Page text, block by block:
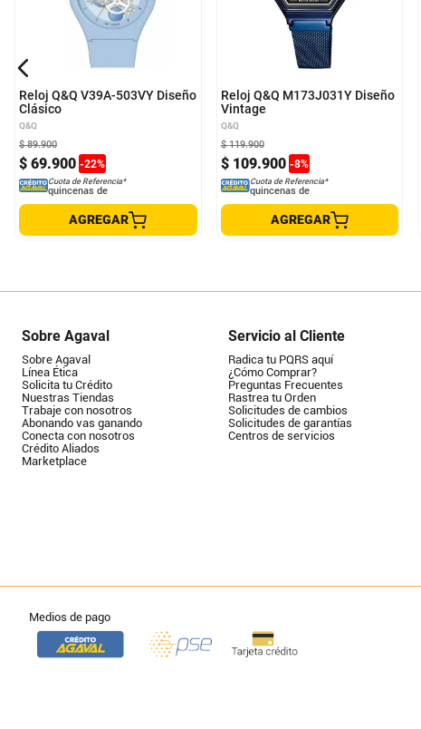
Reloj Q&Q V39A-503VY Diseño
Clásico
Q&Q
$ 69.900 -22%
$ 89.900
Cuota de Referencia*
quincenas de
AGREGAR
Reloj Q&Q M173J031Y Diseño
Vintage
Q&Q
$ 109.900 -8%
$ 119.900
Cuota de Referencia*
quincenas de
AGREGAR
Sobre Agaval
Sobre Agaval
Línea Ética
Solicita tu Crédito
Nuestras Tiendas
Trabaje con nosotros
Abonando vas ganando
Conecta con nosotros
Crédito Aliados
Marketplace
Servicio al Cliente
Radica tu PQRS aquí
¿Cómo Comprar?
Preguntas Frecuentes
Rastrea tu Orden
Solicitudes de cambios
Solicitudes de garantías
Centros de servicios
Medios de pago